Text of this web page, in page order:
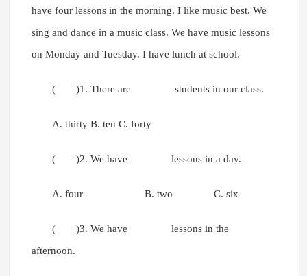
have four lessons in the morning. I like music best. We
sing and dance in a music class. We have music lessons
on Monday and Tuesday. I have lunch at school.
( )1. There are students in our class.
A. thirty B. ten C. forty
( )2. We have lessons in a day.
A. four B. two C. six
( )3. We have lessons in the
afternoon.